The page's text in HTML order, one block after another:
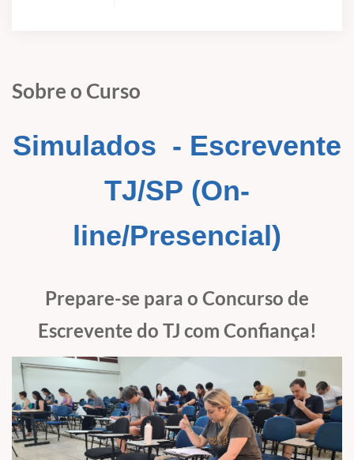
Sobre o Curso
Simulados - Escrevente
TJ/SP (On-
line/Presencial)
Prepare-se para o Concurso de
Escrevente do TJ com Confiança!